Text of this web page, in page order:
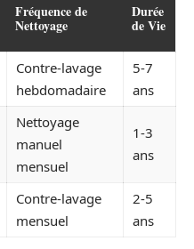
Fréquence de
Nettoyage
Durée
de Vie
Contre-lavage
hebdomadaire
5-7
ans
Nettoyage
manuel
mensuel
1-3
ans
Contre-lavage
mensuel
2-5
ans